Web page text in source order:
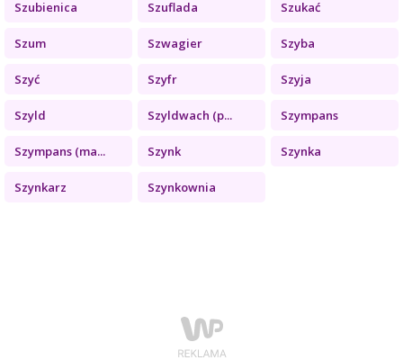
Szubienica Szuflada Szukać
Szum Szwagier Szyba
Szyć Szyfr Szyja
Szyld Szyldwach (p... Szympans
Szympans (ma... Szynk Szynka
Szynkarz Szynkownia